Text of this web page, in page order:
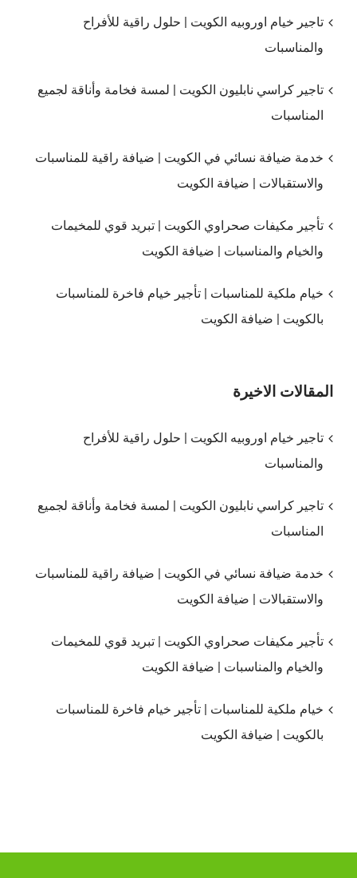
تاجير خيام اوروبيه الكويت | حلول راقية للأفراح
والمناسبات
تاجير كراسي نابليون الكويت | لمسة فخامة وأناقة لجميع
المناسبات
خدمة ضيافة نسائي في الكويت | ضيافة راقية للمناسبات
والاستقبالات | ضيافة الكويت
تأجير مكيفات صحراوي الكويت | تبريد قوي للمخيمات
والخيام والمناسبات | ضيافة الكويت
خيام ملكية للمناسبات | تأجير خيام فاخرة للمناسبات
بالكويت | ضيافة الكويت
المقالات الاخيرة
تاجير خيام اوروبيه الكويت | حلول راقية للأفراح
والمناسبات
تاجير كراسي نابليون الكويت | لمسة فخامة وأناقة لجميع
المناسبات
خدمة ضيافة نسائي في الكويت | ضيافة راقية للمناسبات
والاستقبالات | ضيافة الكويت
تأجير مكيفات صحراوي الكويت | تبريد قوي للمخيمات
والخيام والمناسبات | ضيافة الكويت
خيام ملكية للمناسبات | تأجير خيام فاخرة للمناسبات
بالكويت | ضيافة الكويت